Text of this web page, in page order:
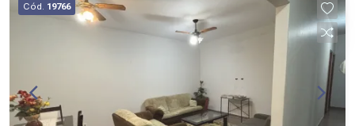
Cód. 19766